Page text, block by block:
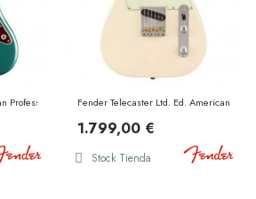
Professional Classic RWFender Telecaster Ltd. Ed. American
1.799,00 €
Stock Tienda